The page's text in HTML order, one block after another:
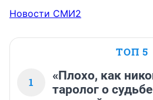
Новости СМИ2
ТОП 5
1
«Плохо, как
таролог о